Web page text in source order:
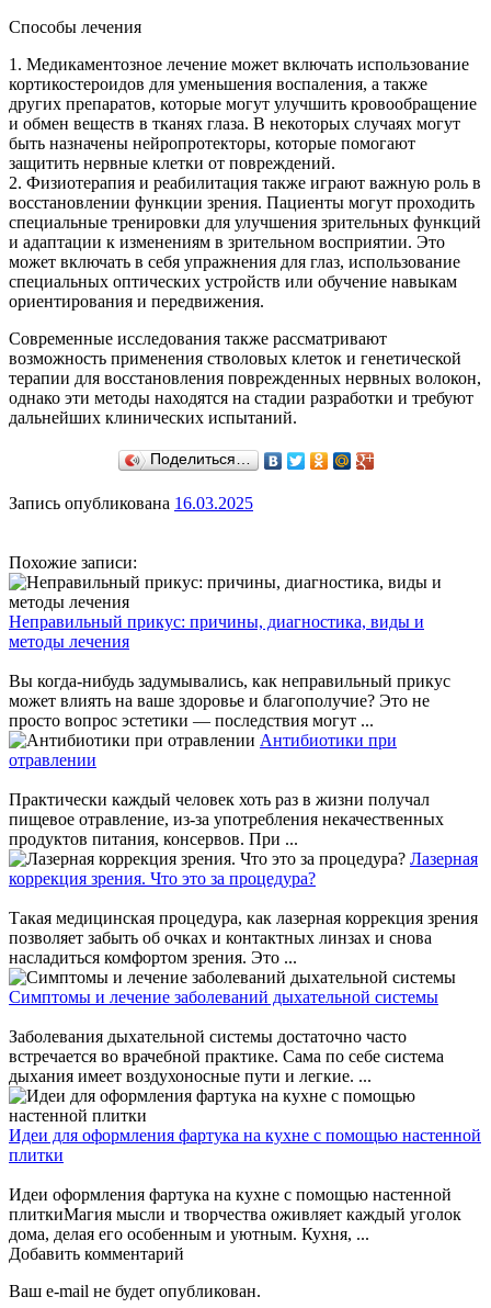
Способы лечения
1. Медикаментозное лечение может включать использование
кортикостероидов для уменьшения воспаления, а также
других препаратов, которые могут улучшить кровообращение
и обмен веществ в тканях глаза. В некоторых случаях могут
быть назначены нейропротекторы, которые помогают
защитить нервные клетки от повреждений.
2. Физиотерапия и реабилитация также играют важную роль в
восстановлении функции зрения. Пациенты могут проходить
специальные тренировки для улучшения зрительных функций
и адаптации к изменениям в зрительном восприятии. Это
может включать в себя упражнения для глаз, использование
специальных оптических устройств или обучение навыкам
ориентирования и передвижения.
Современные исследования также рассматривают
возможность применения стволовых клеток и генетической
терапии для восстановления поврежденных нервных волокон,
однако эти методы находятся на стадии разработки и требуют
дальнейших клинических испытаний.
Поделиться…
Запись опубликована 16.03.2025
Похожие записи:
Неправильный прикус: причины, диагностика, виды и
методы лечения
Вы когда-нибудь задумывались, как неправильный прикус
может влиять на ваше здоровье и благополучие? Это не
просто вопрос эстетики — последствия могут ...
Антибиотики при
отравлении
Практически каждый человек хоть раз в жизни получал
пищевое отравление, из-за употребления некачественных
продуктов питания, консервов. При ...
Лазерная
коррекция зрения. Что это за процедура?
Такая медицинская процедура, как лазерная коррекция зрения
позволяет забыть об очках и контактных линзах и снова
насладиться комфортом зрения. Это ...
Симптомы и лечение заболеваний дыхательной системы
Заболевания дыхательной системы достаточно часто
встречается во врачебной практике. Сама по себе система
дыхания имеет воздухоносные пути и легкие. ...
Идеи для оформления фартука на кухне с помощью настенной
плитки
Идеи оформления фартука на кухне с помощью настенной
плиткиМагия мысли и творчества оживляет каждый уголок
дома, делая его особенным и уютным. Кухня, ...
Добавить комментарий
Ваш e-mail не будет опубликован.